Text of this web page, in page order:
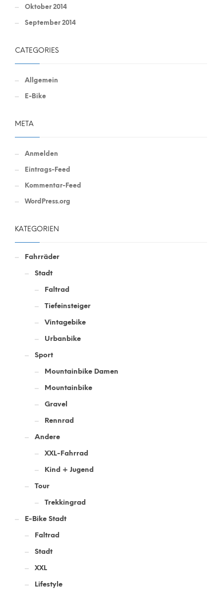
Oktober 2014
September 2014
CATEGORIES
Allgemein
E-Bike
META
Anmelden
Eintrags-Feed
Kommentar-Feed
WordPress.org
KATEGORIEN
Fahrräder
Stadt
Faltrad
Tiefeinsteiger
Vintagebike
Urbanbike
Sport
Mountainbike Damen
Mountainbike
Gravel
Rennrad
Andere
XXL-Fahrrad
Kind + Jugend
Tour
Trekkingrad
E-Bike Stadt
Faltrad
Stadt
XXL
Lifestyle